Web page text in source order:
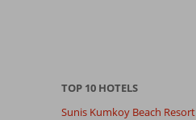
TOP 10 HOTELS
Sunis Kumkoy Beach Resort